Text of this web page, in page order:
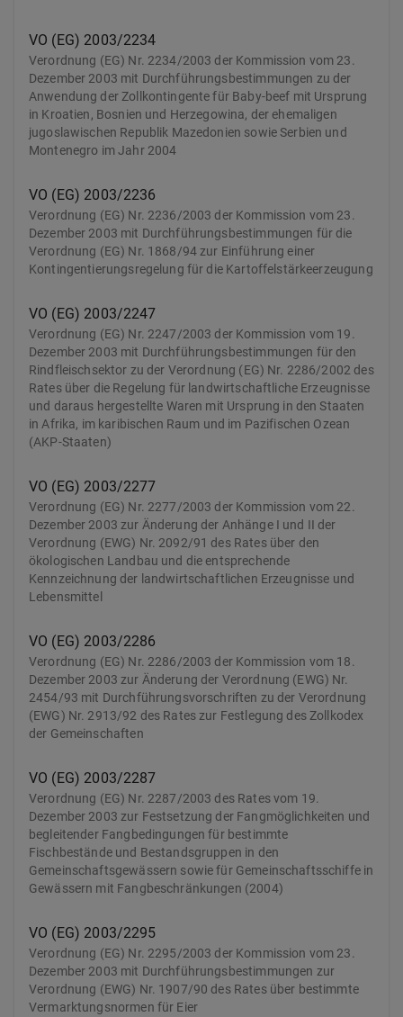
VO (EG) 2003/2234
Verordnung (EG) Nr. 2234/2003 der Kommission vom 23.
Dezember 2003 mit Durchführungsbestimmungen zu der
Anwendung der Zollkontingente für Baby-beef mit Ursprung
in Kroatien, Bosnien und Herzegowina, der ehemaligen
jugoslawischen Republik Mazedonien sowie Serbien und
Montenegro im Jahr 2004
VO (EG) 2003/2236
Verordnung (EG) Nr. 2236/2003 der Kommission vom 23.
Dezember 2003 mit Durchführungsbestimmungen für die
Verordnung (EG) Nr. 1868/94 zur Einführung einer
Kontingentierungsregelung für die Kartoffelstärkeerzeugung
VO (EG) 2003/2247
Verordnung (EG) Nr. 2247/2003 der Kommission vom 19.
Dezember 2003 mit Durchführungsbestimmungen für den
Rindfleischsektor zu der Verordnung (EG) Nr. 2286/2002 des
Rates über die Regelung für landwirtschaftliche Erzeugnisse
und daraus hergestellte Waren mit Ursprung in den Staaten
in Afrika, im karibischen Raum und im Pazifischen Ozean
(AKP-Staaten)
VO (EG) 2003/2277
Verordnung (EG) Nr. 2277/2003 der Kommission vom 22.
Dezember 2003 zur Änderung der Anhänge I und II der
Verordnung (EWG) Nr. 2092/91 des Rates über den
ökologischen Landbau und die entsprechende
Kennzeichnung der landwirtschaftlichen Erzeugnisse und
Lebensmittel
VO (EG) 2003/2286
Verordnung (EG) Nr. 2286/2003 der Kommission vom 18.
Dezember 2003 zur Änderung der Verordnung (EWG) Nr.
2454/93 mit Durchführungsvorschriften zu der Verordnung
(EWG) Nr. 2913/92 des Rates zur Festlegung des Zollkodex
der Gemeinschaften
VO (EG) 2003/2287
Verordnung (EG) Nr. 2287/2003 des Rates vom 19.
Dezember 2003 zur Festsetzung der Fangmöglichkeiten und
begleitender Fangbedingungen für bestimmte
Fischbestände und Bestandsgruppen in den
Gemeinschaftsgewässern sowie für Gemeinschaftsschiffe in
Gewässern mit Fangbeschränkungen (2004)
VO (EG) 2003/2295
Verordnung (EG) Nr. 2295/2003 der Kommission vom 23.
Dezember 2003 mit Durchführungsbestimmungen zur
Verordnung (EWG) Nr. 1907/90 des Rates über bestimmte
Vermarktungsnormen für Eier